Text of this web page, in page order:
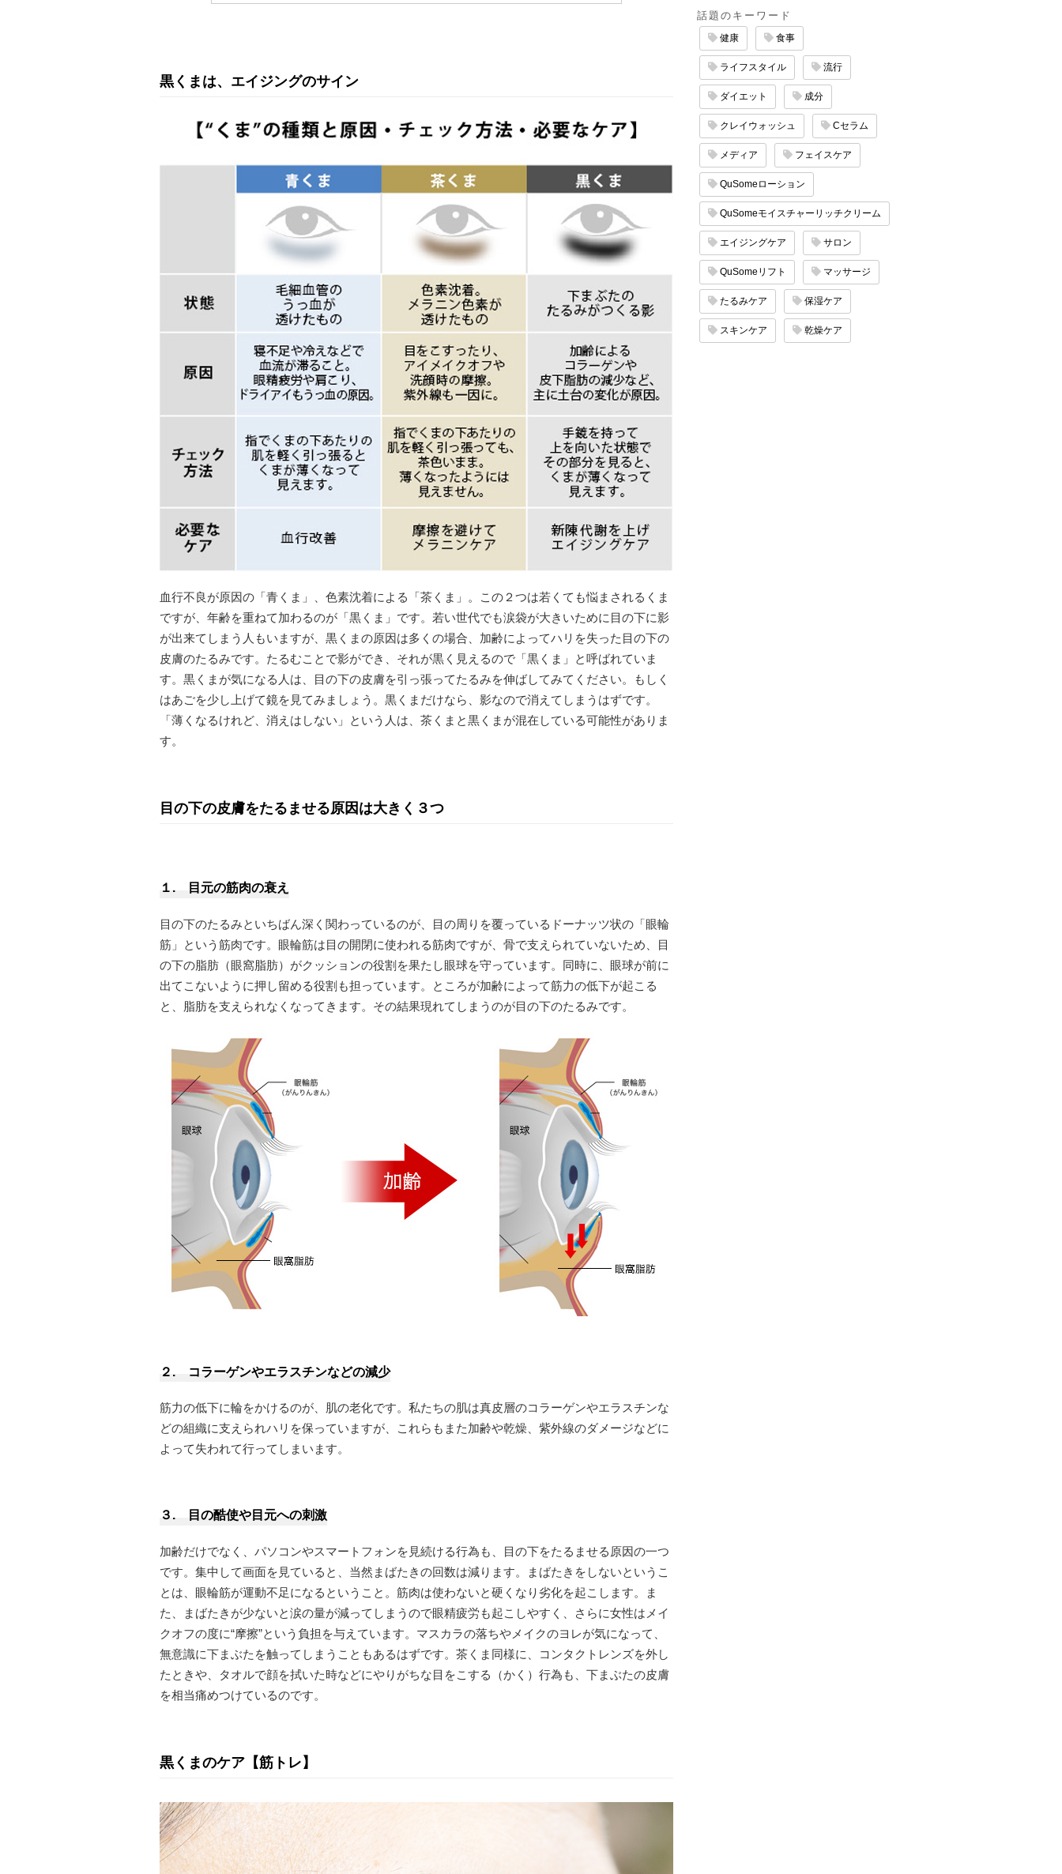
黒くまは、エイジングのサイン
血行不良が原因の「青くま」、色素沈着による「茶くま」。この２つは若くても悩まされるくま
ですが、年齢を重ねて加わるのが「黒くま」です。若い世代でも涙袋が大きいために目の下に影
が出来てしまう人もいますが、黒くまの原因は多くの場合、加齢によってハリを失った目の下の
皮膚のたるみです。たるむことで影ができ、それが黒く見えるので「黒くま」と呼ばれていま
す。黒くまが気になる人は、目の下の皮膚を引っ張ってたるみを伸ばしてみてください。もしく
はあごを少し上げて鏡を見てみましょう。黒くまだけなら、影なので消えてしまうはずです。
「薄くなるけれど、消えはしない」という人は、茶くまと黒くまが混在している可能性がありま
す。
目の下の皮膚をたるませる原因は大きく３つ
１. 目元の筋肉の衰え
目の下のたるみといちばん深く関わっているのが、目の周りを覆っているドーナッツ状の「眼輪
筋」という筋肉です。眼輪筋は目の開閉に使われる筋肉ですが、骨で支えられていないため、目
の下の脂肪（眼窩脂肪）がクッションの役割を果たし眼球を守っています。同時に、眼球が前に
出てこないように押し留める役割も担っています。ところが加齢によって筋力の低下が起こる
と、脂肪を支えられなくなってきます。その結果現れてしまうのが目の下のたるみです。
２. コラーゲンやエラスチンなどの減少
筋力の低下に輪をかけるのが、肌の老化です。私たちの肌は真皮層のコラーゲンやエラスチンな
どの組織に支えられハリを保っていますが、これらもまた加齢や乾燥、紫外線のダメージなどに
よって失われて行ってしまいます。
３. 目の酷使や目元への刺激
加齢だけでなく、パソコンやスマートフォンを見続ける行為も、目の下をたるませる原因の一つ
です。集中して画面を見ていると、当然まばたきの回数は減ります。まばたきをしないというこ
とは、眼輪筋が運動不足になるということ。筋肉は使わないと硬くなり劣化を起こします。ま
た、まばたきが少ないと涙の量が減ってしまうので眼精疲労も起こしやすく、さらに女性はメイ
クオフの度に“摩擦”という負担を与えています。マスカラの落ちやメイクのヨレが気になって、
無意識に下まぶたを触ってしまうこともあるはずです。茶くま同様に、コンタクトレンズを外し
たときや、タオルで顔を拭いた時などにやりがちな目をこする（かく）行為も、下まぶたの皮膚
を相当痛めつけているのです。
黒くまのケア【筋トレ】
話題のキーワード
健康 食事
ライフスタイル 流行
ダイエット 成分
クレイウォッシュ Cセラム
メディア フェイスケア
QuSomeローション
QuSomeモイスチャーリッチクリーム
エイジングケア サロン
QuSomeリフト マッサージ
たるみケア 保湿ケア
スキンケア 乾燥ケア